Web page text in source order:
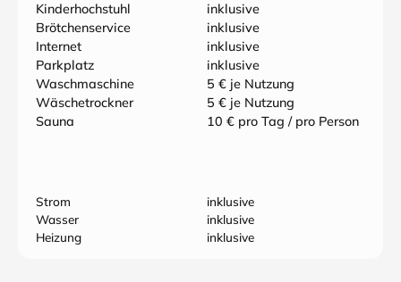
Kinderhochstuhl
inklusive
Brötchenservice
inklusive
Internet
inklusive
Parkplatz
inklusive
Waschmaschine
5 € je Nutzung
Wäschetrockner
5 € je Nutzung
Sauna
10 € pro Tag / pro Person
Strom
inklusive
Wasser
inklusive
Heizung
inklusive